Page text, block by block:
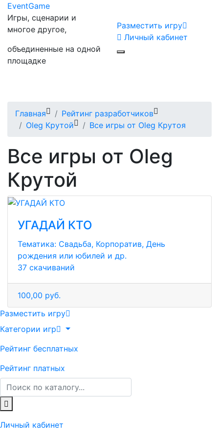
EventGame
Игры, сценарии и
многое другое,
объединенные на одной
площадке
Разместить игру
Личный кабинет
Главная
Рейтинг разработчиков
Oleg Крутой
Все игры от Oleg Крутоя
Все игры от Oleg
Крутой
УГАДАЙ КТО
Тематика: Свадьба, Корпоратив, День
рождения или юбилей и др.
37 скачиваний
100,00 руб.
Разместить игру
Категории игр
Рейтинг бесплатных
Рейтинг платных
Личный кабинет